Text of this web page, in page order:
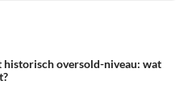
historisch oversold-niveau: wat